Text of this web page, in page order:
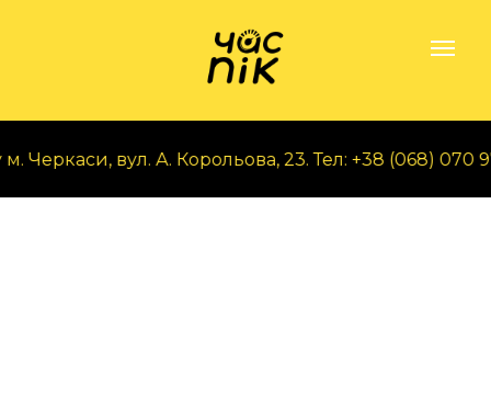
вул. А. Корольова, 23. Тел: +38 (068) 070 97